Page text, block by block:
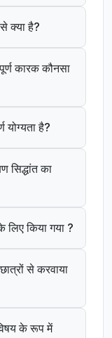
से क्या है?
कारक कौनसा
योग्यता है?
सिद्धांत का
लिए किया गया ?
से करवाया
के रूप में